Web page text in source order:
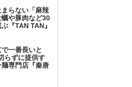
らない「麻辣
や豚肉など30
『TAN TAN』
一番長いと
らずに提供す
専門店『秦唐